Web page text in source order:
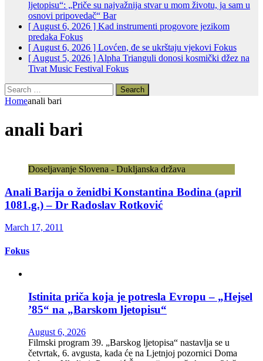
ljetopisu“: „Priče su najvažnija stvar u mom životu, ja sam u
osnovi pripovedač“ Bar
[ August 6, 2026 ] Kad instrumenti progovore jezikom
predaka Fokus
[ August 6, 2026 ] Lovćen, đe se ukrštaju vjekovi Fokus
[ August 5, 2026 ] Alpha Trianguli donosi kosmički džez na
Tivat Music Festival Fokus
Search
for:
Homeanali bari
anali bari
Doseljavanje Slovena - Dukljanska država
Anali Barija o ženidbi Konstantina Bodina (april
1081.g.) – Dr Radoslav Rotković
March 17, 2011
Fokus
Istinita priča koja je potresla Evropu – „Hejsel
’85“ na „Barskom ljetopisu“
August 6, 2026
Filmski program 39. „Barskog ljetopisa“ nastavlja se u
četvrtak, 6. avgusta, kada će na Ljetnjoj pozornici Doma